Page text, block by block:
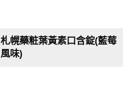
札幌藥粧葉黃素口含錠(藍莓
風味)